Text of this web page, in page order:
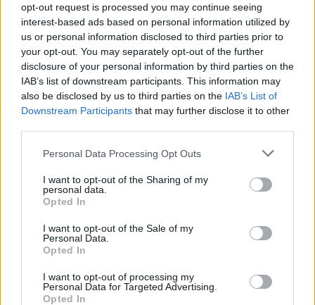
opt-out request is processed you may continue seeing
interest-based ads based on personal information utilized by
us or personal information disclosed to third parties prior to
your opt-out. You may separately opt-out of the further
disclosure of your personal information by third parties on the
IAB’s list of downstream participants. This information may
also be disclosed by us to third parties on the IAB’s List of
Downstream Participants that may further disclose it to other
Personal Data Processing Opt Outs
I want to opt-out of the Sharing of my
personal data.
Opted In
I want to opt-out of the Sale of my
Personal Data.
Opted In
I want to opt-out of processing my
Personal Data for Targeted Advertising.
Opted In
μουσικοχορευτικό χριστουγεννιάτικο παραμύθι:
«Ο Άγιος Βασίλης και οι Βιταμίνες», στην οποία
συμμετείχαν το Κέντρο Υγείας Αρεόπολης, το 3ο
Γυμνάσιο Σπάρτης, ο Σύλλογος Γονέων και
Κηδεμόνων του Νηπιαγωγείου Αρεόπολης, ο
Σύλλογος Γονέων και Κηδεμόνων του Δημοτικού
Σχολείου Αρεόπολης, ο Σύλλογος Γονέων και
Κηδεμόνων του Δημοτικού Σχολείου Πύργου
Δυρού και το Ιδιωτικό Εκπαιδευτήριο Σπάρτης.